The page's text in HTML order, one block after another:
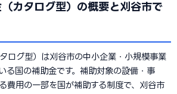
カタログ型）の概要と刈谷市で
ログ型）は刈谷市の中小企業・小規模事業
る国の補助金です。補助対象の設備・事
費用の一部を国が補助する制度で、刈谷市